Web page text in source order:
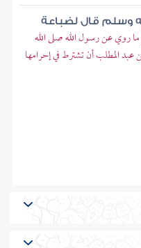
وسلم قال لضباعة
روي عن رسول الله صلى الله
عبد المطلب أن تشترط في إحرامها